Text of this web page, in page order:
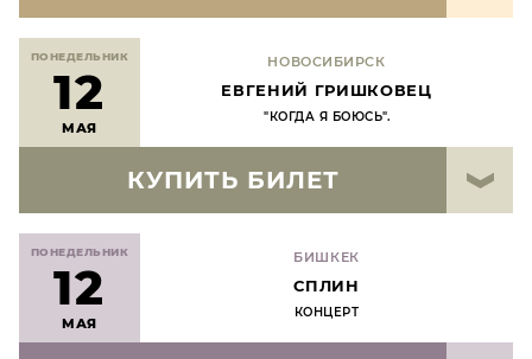
ПОНЕДЕЛЬНИК
12
МАЯ
НОВОСИБИРСК
ЕВГЕНИЙ ГРИШКОВЕЦ
"КОГДА Я БОЮСЬ".
КУПИТЬ БИЛЕТ
ПОНЕДЕЛЬНИК
12
МАЯ
БИШКЕК
СПЛИН
КОНЦЕРТ